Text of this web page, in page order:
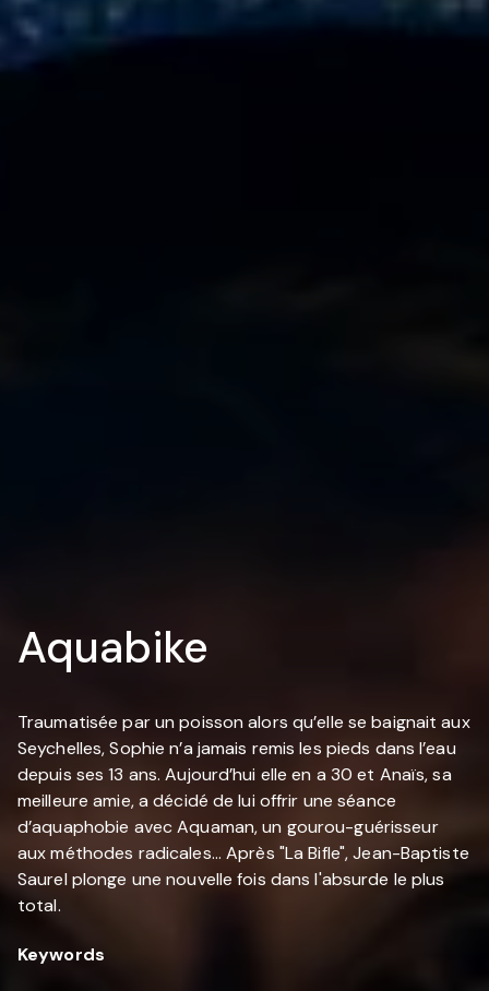
Aquabike
Traumatisée par un poisson alors qu’elle se baignait aux
Seychelles, Sophie n’a jamais remis les pieds dans l’eau
depuis ses 13 ans. Aujourd’hui elle en a 30 et Anaïs, sa
meilleure amie, a décidé de lui offrir une séance
d’aquaphobie avec Aquaman, un gourou-guérisseur
aux méthodes radicales... Après "La Bifle", Jean-Baptiste
Saurel plonge une nouvelle fois dans l'absurde le plus
total.
Keywords